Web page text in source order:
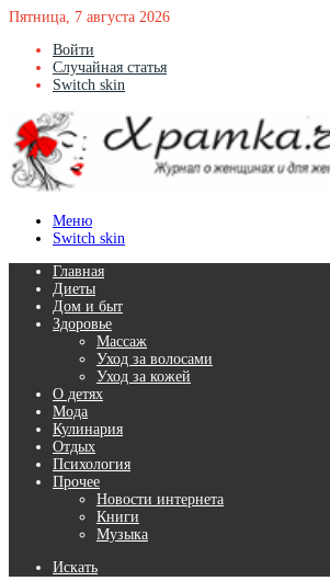
Пятница, 7 августа 2026
Войти
Случайная статья
Switch skin
Меню
Switch skin
Главная
Диеты
Дом и быт
Здоровье
Массаж
Уход за волосами
Уход за кожей
О детях
Мода
Кулинария
Отдых
Психология
Прочее
Новости интернета
Книги
Музыка
Искать